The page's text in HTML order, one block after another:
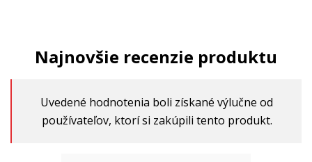
Najnovšie recenzie produktu
Uvedené hodnotenia boli získané výlučne od
používateľov, ktorí si zakúpili tento produkt.